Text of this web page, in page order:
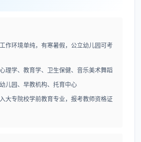
作环境单纯，有寒暑假，公立幼儿园可考
理学、教育学、卫生保健、音乐美术舞蹈
儿园、早教机构、托育中心
大专院校学前教育专业，报考教师资格证